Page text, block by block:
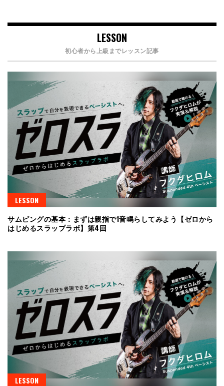
LESSON
初心者から上級までレッスン記事
LESSON
サムピングの基本：まずは親指で1音鳴らしてみよう【ゼロから
はじめるスラップラボ】第4回
LESSON